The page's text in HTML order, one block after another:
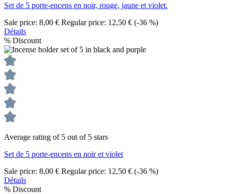
Set de 5 porte-encens en noir, rouge, jaune et violet.
Sale price: 8,00 € Regular price: 12,50 € (-36 %)
Détails
% Discount
Average rating of 5 out of 5 stars
Set de 5 porte-encens en noir et violet
Sale price: 8,00 € Regular price: 12,50 € (-36 %)
Détails
% Discount